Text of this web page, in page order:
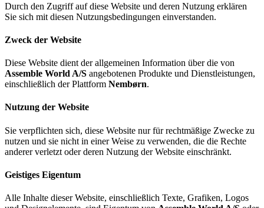
Durch den Zugriff auf diese Website und deren Nutzung erklären
Sie sich mit diesen Nutzungsbedingungen einverstanden.
Zweck der Website
Diese Website dient der allgemeinen Information über die von
Assemble World A/S angebotenen Produkte und Dienstleistungen,
einschließlich der Plattform Nembørn.
Nutzung der Website
Sie verpflichten sich, diese Website nur für rechtmäßige Zwecke zu
nutzen und sie nicht in einer Weise zu verwenden, die die Rechte
anderer verletzt oder deren Nutzung der Website einschränkt.
Geistiges Eigentum
Alle Inhalte dieser Website, einschließlich Texte, Grafiken, Logos